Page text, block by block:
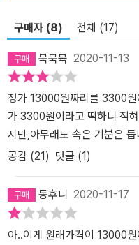
는 클럽 회관의 서재에서 젊
던 보일 대위가 범인으로 의심
딘지 석연치 않은 점을 느끼고
시카고의 여성 상속인> -R.
링글은 도서관 옆자리에 앉아
직감한다. 편지의 내용이 남은
내용을 해독하고는, 이 편지가
런디 후작을 향한 협박 편지
구매자 (8) 전체 (17)
북북뷱 2020-11-13
정가 13000원짜리를 3300원
가 3300원이라고 떡하니 적
지만,아무래도 속은 기분은 듭
공감 (21) 댓글 (1)
동후니 2020-11-17
아..이게 원래가격이 13000